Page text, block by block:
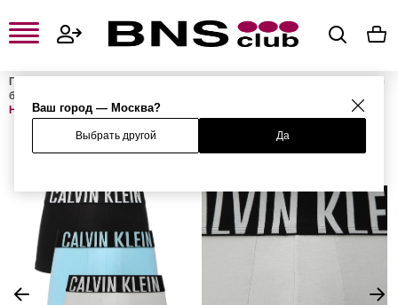
Ваш город — Москва?
Выбрать другой Да
Главная
Мужское нижнее
белье
Набор из 3 трусов